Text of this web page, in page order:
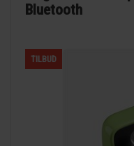
Bluetooth
TILBUD